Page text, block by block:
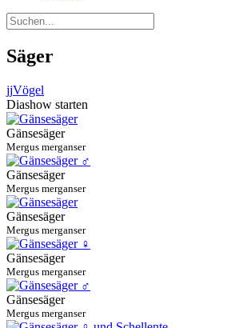
Säger
jjVögel
Diashow starten
Gänsesäger
Mergus merganser
Gänsesäger
Mergus merganser
Gänsesäger
Mergus merganser
Gänsesäger
Mergus merganser
Gänsesäger
Mergus merganser